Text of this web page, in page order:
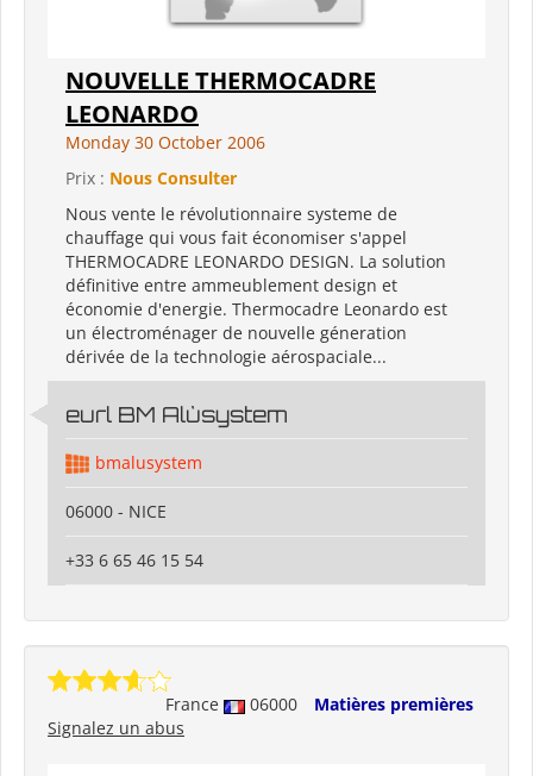
NOUVELLE THERMOCADRE
LEONARDO
Monday 30 October 2006
Prix : Nous Consulter
Nous vente le révolutionnaire systeme de
chauffage qui vous fait économiser s'appel
THERMOCADRE LEONARDO DESIGN. La solution
définitive entre ammeublement design et
économie d'energie. Thermocadre Leonardo est
un électroménager de nouvelle géneration
dérivée de la technologie aérospaciale...
eurl BM Alùsystem
bmalusystem
06000 - NICE
+33 6 65 46 15 54
France 06000
Matières premières
Signalez un abus